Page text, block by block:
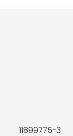
11899775-3